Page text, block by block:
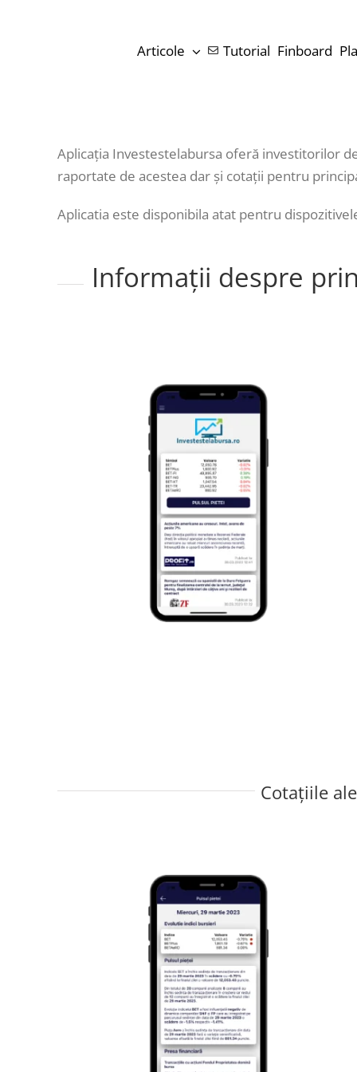
Articole Tutorial Finboard
Aplicația Investestelabursa oferă investitorilor
raportate de acestea dar și cotații pentru
Aplicatia este disponibila atat pentru
Informații despre
Cotațiile